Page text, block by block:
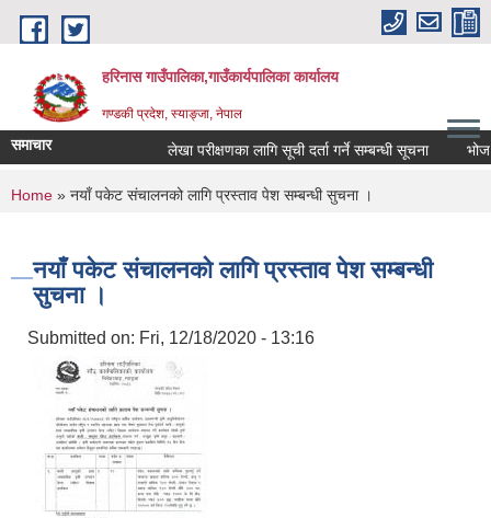
Skip to main content
हरिनास गाउँपालिका,गाउँकार्यपालिका कार्यालय
गण्डकी प्रदेश, स्याङ्जा, नेपाल
समाचार लेखा परीक्षणका लागि सूची दर्ता गर्ने सम्बन्धी सूचना भोज
You are here
Home » नयाँ पकेट संचालनको लागि प्रस्ताव पेश सम्बन्धी सुचना ।
नयाँ पकेट संचालनको लागि प्रस्ताव पेश सम्बन्धी
सुचना ।
Submitted on: Fri, 12/18/2020 - 13:16